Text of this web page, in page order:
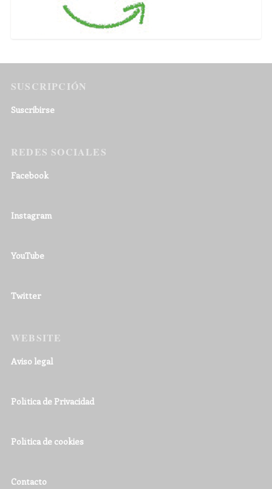
SUSCRIPCIÓN
Suscribirse
REDES SOCIALES
Facebook
Instagram
YouTube
Twitter
WEBSITE
Aviso legal
Política de Privacidad
Política de cookies
Contacto